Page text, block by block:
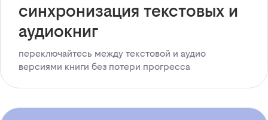
синхронизация текстовых и
аудиокниг
переключайтесь между текстовой и аудио
версиями книги без потери прогресса